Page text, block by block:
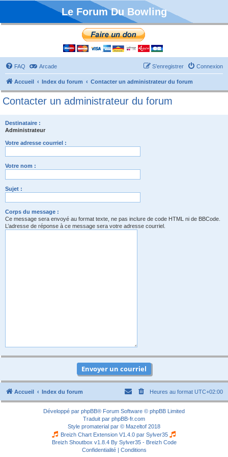
Le Forum Du Bowling
FAQ Arcade Connexion
S’enregistrer
Accueil Index du forum Contacter un administrateur du forum
Contacter un administrateur du forum
Destinataire :
Administrateur
Votre adresse courriel :
Votre nom :
Sujet :
Corps du message :
Ce message sera envoyé au format texte, ne pas inclure de code HTML ni de BBCode.
L’adresse de réponse à ce message sera votre adresse courriel.
Accueil Index du forum Heures au format UTC+02:00
Développé par phpBB® Forum Software © phpBB Limited
Traduit par phpBB-fr.com
Style promaterial par © Mazeltof 2018
Breizh Chart Extension V1.4.0 par Sylver35
Breizh Shoutbox v1.8.4 By Sylver35 - Breizh Code
Confidentialité| Conditions